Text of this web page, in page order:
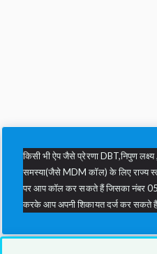
किसी भी ऐप जैसे प्रेरणा DBT,निपुण लक्ष्य
समस्या(जैसे MDM कॉल) के लिए राज्य
पर आप कॉल कर सकते हैं जिसका नंबर
करके आप अपनी शिकायत दर्ज कर सकते